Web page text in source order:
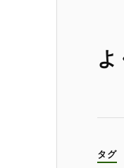
よ
タグ